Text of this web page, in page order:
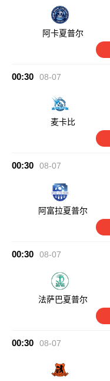
阿卡夏普尔
00:30 08-07
麦卡比
00:30 08-07
阿富拉夏普尔
00:30 08-07
法萨巴夏普尔
00:30 08-07